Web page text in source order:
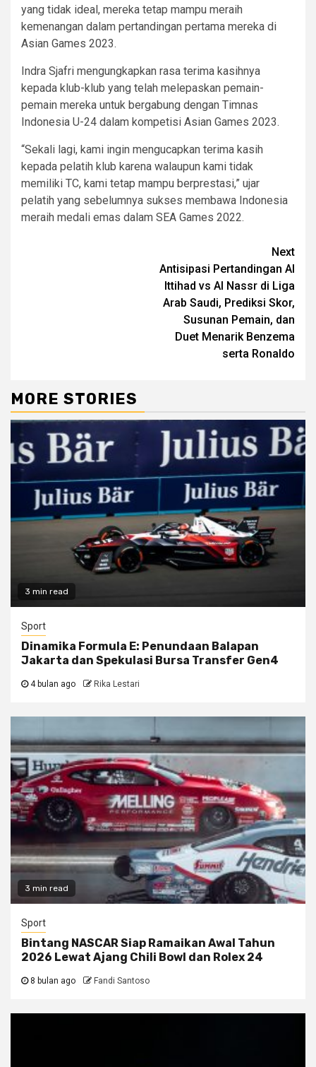
yang tidak ideal, mereka tetap mampu meraih
kemenangan dalam pertandingan pertama mereka di
Asian Games 2023.
Indra Sjafri mengungkapkan rasa terima kasihnya
kepada klub-klub yang telah melepaskan pemain-
pemain mereka untuk bergabung dengan Timnas
Indonesia U-24 dalam kompetisi Asian Games 2023.
“Sekali lagi, kami ingin mengucapkan terima kasih
kepada pelatih klub karena walaupun kami tidak
memiliki TC, kami tetap mampu berprestasi,” ujar
pelatih yang sebelumnya sukses membawa Indonesia
meraih medali emas dalam SEA Games 2022.
Next
Antisipasi Pertandingan Al
Ittihad vs Al Nassr di Liga
Arab Saudi, Prediksi Skor,
Susunan Pemain, dan
Duet Menarik Benzema
serta Ronaldo
MORE STORIES
3 min read
Sport
Dinamika Formula E: Penundaan Balapan
Jakarta dan Spekulasi Bursa Transfer Gen4
4 bulan ago Rika Lestari
3 min read
Sport
Bintang NASCAR Siap Ramaikan Awal Tahun
2026 Lewat Ajang Chili Bowl dan Rolex 24
8 bulan ago Fandi Santoso